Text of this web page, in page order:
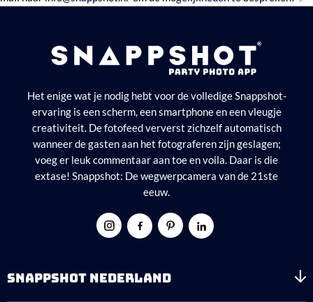
Het enige wat je nodig hebt voor de volledige Snappshot-
ervaring is een scherm, een smartphone en een vleugje
creativiteit. De fotofeed ververst zichzelf automatisch
wanneer de gasten aan het fotograferen zijn geslagen;
voeg er leuk commentaar aan toe en voila. Daar is die
extase! Snappshot: De wegwerpcamera van de 21ste
eeuw.
SNAPPSHOT NEDERLAND